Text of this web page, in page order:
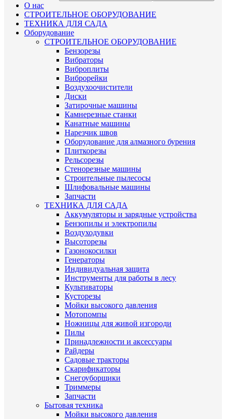
О нас
СТРОИТЕЛЬНОЕ ОБОРУДОВАНИЕ
ТЕХНИКА ДЛЯ САДА
Оборудование
СТРОИТЕЛЬНОЕ ОБОРУДОВАНИЕ
Бензорезы
Вибраторы
Виброплиты
Виброрейки
Воздухоочистители
Диски
Затирочные машины
Камнерезные станки
Канатные машины
Нарезчик швов
Оборудование для алмазного бурения
Плиткорезы
Рельсорезы
Стенорезные машины
Строительные пылесосы
Шлифовальные машины
Запчасти
ТЕХНИКА ДЛЯ САДА
Аккумуляторы и зарядные устройства
Бензопилы и электропилы
Воздуходувки
Высоторезы
Газонокосилки
Генераторы
Индивидуальная защита
Инструменты для работы в лесу
Культиваторы
Кусторезы
Мойки высокого давления
Мотопомпы
Ножницы для живой изгороди
Пилы
Принадлежности и аксессуары
Райдеры
Садовые тракторы
Скарификаторы
Снегоуборщики
Триммеры
Запчасти
Бытовая техника
Мойки высокого давления